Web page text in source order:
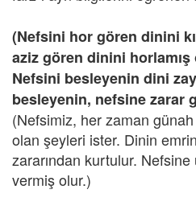
(Nefsini hor gören dinini
aziz gören dinini
Nefsini besleyenin dini
besleyenin, nefsine zarar
(Nefsimiz, her zaman
olan şeyleri ister. Dinin
zararından kurtulur.
vermiş olur.)